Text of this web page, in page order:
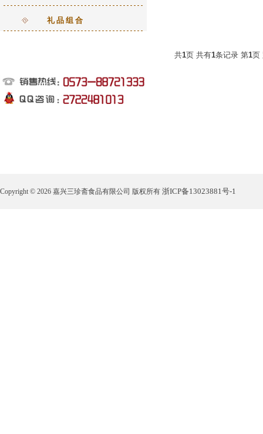
礼品组合
共1页 共有1条记录 第1页
Copyright © 2026 嘉兴三珍斋食品有限公司 版权所有 浙ICP备13023881号-1